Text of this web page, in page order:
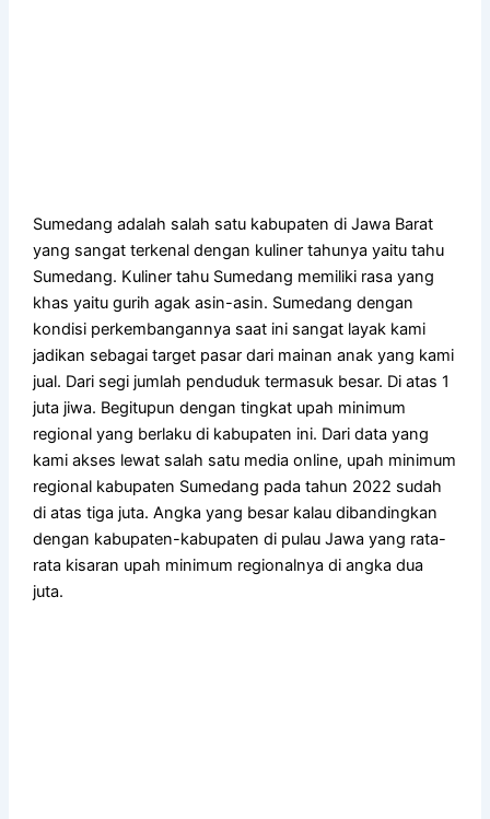
Sumedang adalah salah satu kabupaten di Jawa Barat
yang sangat terkenal dengan kuliner tahunya yaitu tahu
Sumedang. Kuliner tahu Sumedang memiliki rasa yang
khas yaitu gurih agak asin-asin. Sumedang dengan
kondisi perkembangannya saat ini sangat layak kami
jadikan sebagai target pasar dari mainan anak yang kami
jual. Dari segi jumlah penduduk termasuk besar. Di atas 1
juta jiwa. Begitupun dengan tingkat upah minimum
regional yang berlaku di kabupaten ini. Dari data yang
kami akses lewat salah satu media online, upah minimum
regional kabupaten Sumedang pada tahun 2022 sudah
di atas tiga juta. Angka yang besar kalau dibandingkan
dengan kabupaten-kabupaten di pulau Jawa yang rata-
rata kisaran upah minimum regionalnya di angka dua
juta.